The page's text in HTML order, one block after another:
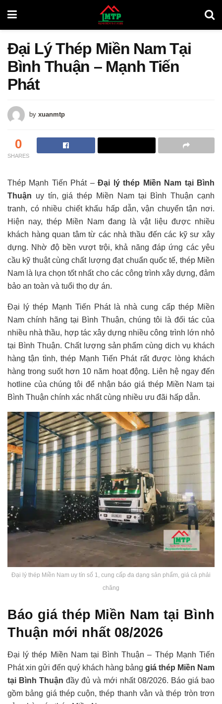
Đại Lý Thép Miền Nam Tại
Bình Thuận – Mạnh Tiến
Phát
by xuanmtp
0
SHARES
Thép Mạnh Tiến Phát –Đại lý thép Miền Nam tại Bình
Thuận uy tín, giá thép Miền Nam tại Bình Thuận cạnh
tranh, có nhiều chiết khấu hấp dẫn, vận chuyển tận nơi.
Hiện nay, thép Miền Nam đang là vật liệu được nhiều
khách hàng quan tâm từ các nhà thầu đến các kỹ sư xây
dựng. Nhờ độ bền vượt trội, khả năng đáp ứng các yêu
cầu kỹ thuật cùng chất lượng đạt chuẩn quốc tế, thép Miền
Nam là lựa chọn tốt nhất cho các công trình xây dựng, đảm
bảo an toàn và tuổi thọ dự án.
Đại lý thép Mạnh Tiến Phát là nhà cung cấp thép Miền
Nam chính hãng tại Bình Thuận, chúng tôi là đối tác của
nhiều nhà thầu, hợp tác xây dựng nhiều công trình lớn nhỏ
tại Bình Thuận. Chất lượng sản phẩm cùng dịch vụ khách
hàng tận tình, thép Mạnh Tiến Phát rất được lòng khách
hàng trong suốt hơn 10 năm hoạt động. Liên hệ ngay đến
hotline của chúng tôi để nhận báo giá thép Miền Nam tại
Bình Thuận chính xác nhất cùng nhiều ưu đãi hấp dẫn.
Đại lý thép Miền Nam uy tín số 1, cung cấp đa dạng sản phẩm, giá cả phải
chăng
Báo giá thép Miền Nam tại Bình
Thuận mới nhất 08/2026
Đại lý thép Miền Nam tại Bình Thuận – Thép Mạnh Tiến
Phát xin gửi đến quý khách hàng bảng giá thép Miền Nam
tại Bình Thuận đầy đủ và mới nhất 08/2026. Báo giá bao
gồm bảng giá thép cuộn, thép thanh vằn và thép tròn trơn